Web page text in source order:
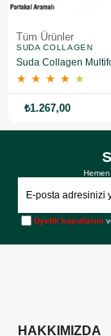
Tüm Ürünler
SUDA COLLAGEN
★ ★ ★ ★ ★
₺1.267,00
Üyelik koşullarını
HAKKIMIZDA